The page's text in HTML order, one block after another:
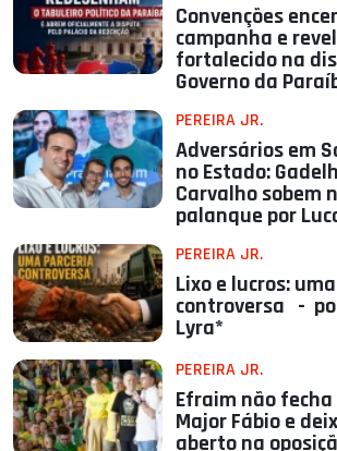
Convenções
campanha e
fortalecido na
Governo da
PEREIRA JR.
Adversários em
no Estado:
Carvalho sobem
palanque por
PEREIRA JR.
Lixo e lucros:
controversa -
Lyra*
PEREIRA JR.
Efraim não
Major Fábio e
aberto na